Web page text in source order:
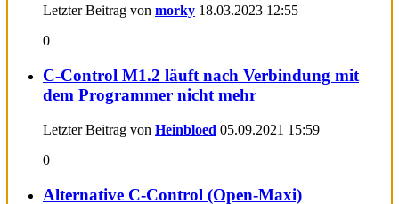
Letzter Beitrag von morky 18.03.2023 12:55
0
C-Control M1.2 läuft nach Verbindung mit
dem Programmer nicht mehr
Letzter Beitrag von Heinbloed 05.09.2021 15:59
0
Alternative C-Control (Open-Maxi)